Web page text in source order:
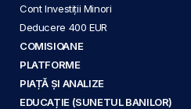
Cont Investiții Minori
Deducere 400 EUR
COMISIOANE
PLATFORME
PIAȚĂ ȘI ANALIZE
EDUCAȚIE (SUNETUL BANILOR)